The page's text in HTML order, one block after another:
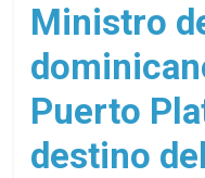
de
cruceros
en
un
solo
sitio
Ministro
Puerto
destino